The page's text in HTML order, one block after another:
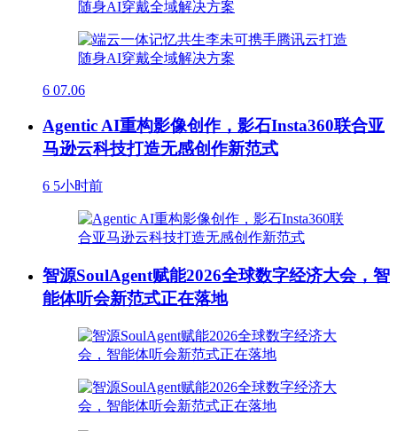
6 07.06
Agentic AI重构影像创作，影石Insta360联合亚
马逊云科技打造无感创作新范式
6 5小时前
智源SoulAgent赋能2026全球数字经济大会，智
能体听会新范式正在落地